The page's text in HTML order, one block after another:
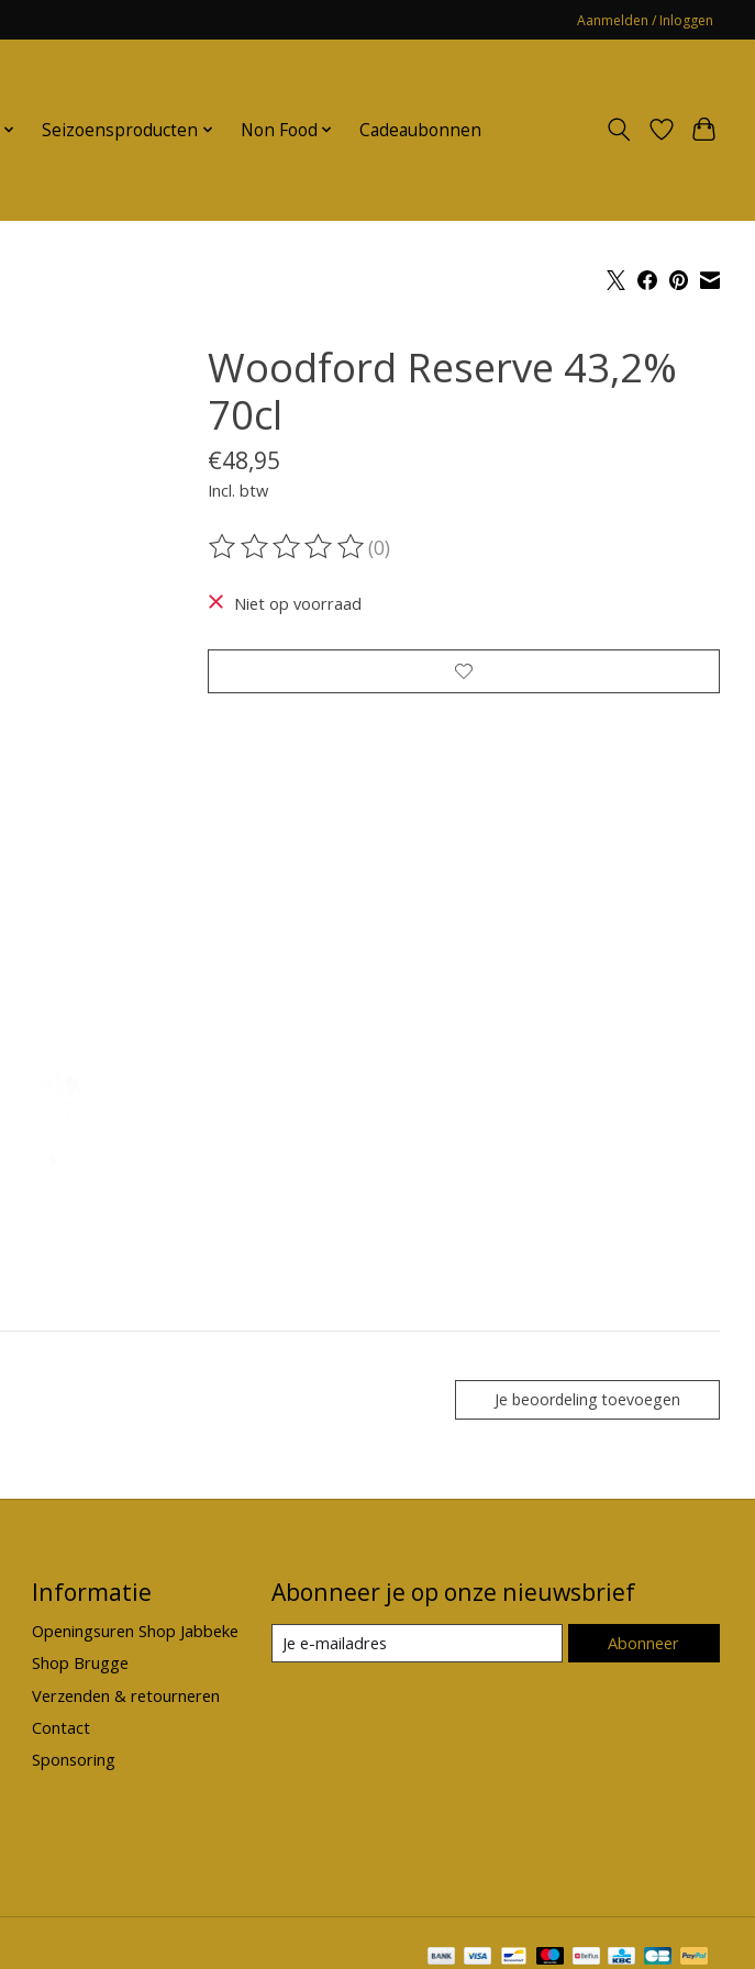
Aanmelden / Inloggen
Seizoensproducten Non Food Cadeaubonnen
Woodford Reserve 43,2%
70cl
€48,95
Incl. btw
De beoordeling van dit product is
(0)
Niet op voorraad
Je beoordeling toevoegen
Informatie
Openingsuren Shop Jabbeke
Shop Brugge
Verzenden & retourneren
Contact
Sponsoring
Abonneer je op onze nieuwsbrief
Abonneer